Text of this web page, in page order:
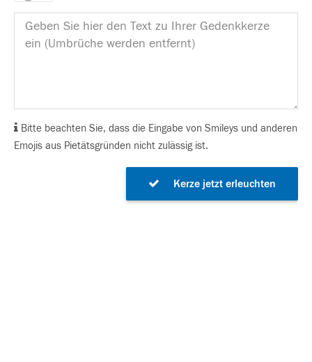
Bitte beachten Sie, dass die Eingabe von Smileys und anderen
Emojis aus Pietätsgründen nicht zulässig ist.
Kerze jetzt erleuchten